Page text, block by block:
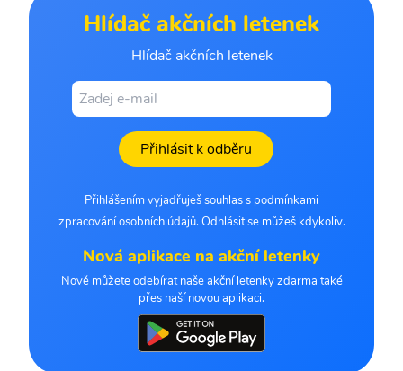
Hlídač akčních letenek
Hlídač akčních letenek
Přihlásit k odběru
Přihlášením vyjadřuješ souhlas s podmínkami
zpracování osobních údajů. Odhlásit se můžeš kdykoliv.
Nová aplikace na akční letenky
Nově můžete odebírat naše akční letenky zdarma také
přes naší novou aplikaci.